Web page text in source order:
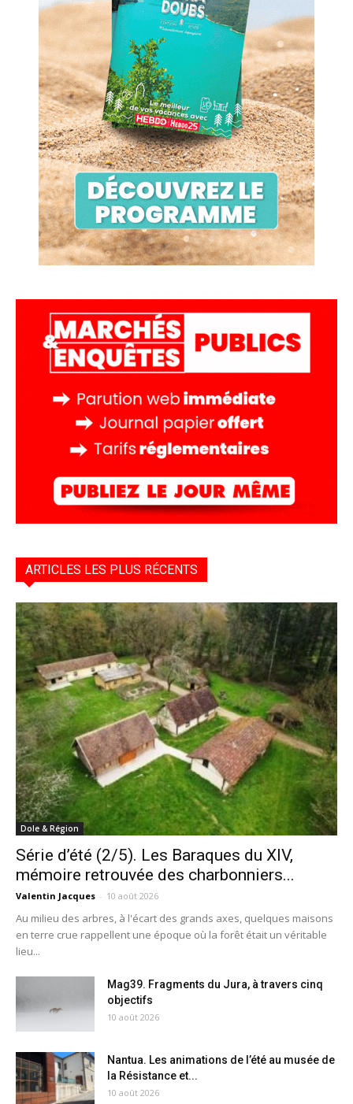
ARTICLES LES PLUS RÉCENTS
Dole & Région
Série d’été (2/5). Les Baraques du XIV,
mémoire retrouvée des charbonniers...
Valentin Jacques - 10 août 2026
Au milieu des arbres, à l'écart des grands axes, quelques maisons
en terre crue rappellent une époque où la forêt était un véritable
lieu...
Mag39. Fragments du Jura, à travers cinq
objectifs
10 août 2026
Nantua. Les animations de l’été au musée de
la Résistance et...
10 août 2026